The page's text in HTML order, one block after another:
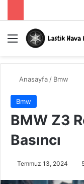
Menü
Anasayfa / Bmw
Bmw
BMW Z3
Basıncı
Temmuz 13, 2024